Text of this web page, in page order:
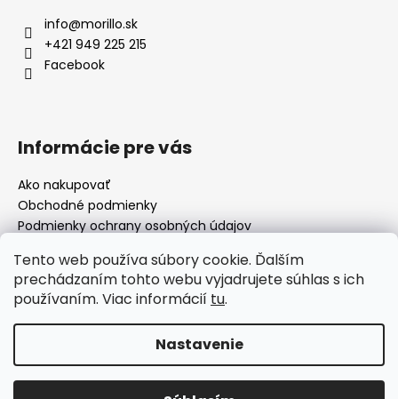
Tento web používa súbory cookie. Ďalším
prechádzaním tohto webu vyjadrujete súhlas s ich
používaním. Viac informácií tu.
Nastavenie
info@morillo.sk
+421 949 225 215
Facebook
Informácie pre vás
Ako nakupovať
Obchodné podmienky
Podmienky ochrany osobných údajov